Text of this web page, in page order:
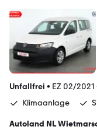
Unfallfrei • EZ 02/2021
Klimaanlage
Autoland NL